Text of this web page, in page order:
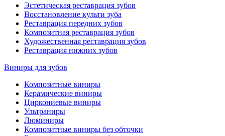
Эстетическая реставрация зубов
Восстановление культи зуба
Реставрация передних зубов
Композитная реставрация зубов
Художественная реставрация зубов
Реставрация нижних зубов
Виниры для зубов
Композитные виниры
Керамические виниры
Циркониевые виниры
Ультраниры
Люминиры
Композитные виниры без обточки